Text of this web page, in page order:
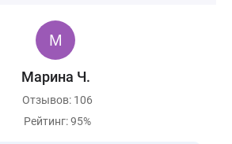
Марина Ч.
Отзывов: 106
Рейтинг: 95%